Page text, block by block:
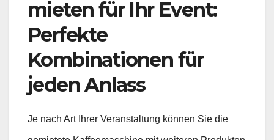
mieten für Ihr Event:
Perfekte
Kombinationen für
jeden Anlass
Je nach Art Ihrer Veranstaltung können Sie die